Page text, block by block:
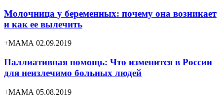
Молочница у беременных: почему она возникает
и как ее вылечить
+МАМА 02.09.2019
Паллиативная помощь: Что изменится в России
для неизлечимо больных людей
+МАМА 05.08.2019